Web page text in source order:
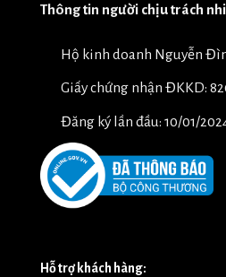
Thông tin người chịu trách
Hộ kinh doanh Nguyễn
Giấy chứng nhận ĐKKD:
Đăng ký lần đầu: 10/01/
Hỗ trợ khách hàng: